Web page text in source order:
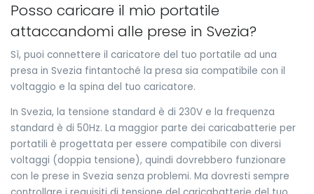
Posso caricare il mio portatile
attaccandomi alle prese in Svezia?
Sì, puoi connettere il caricatore del tuo portatile ad una
presa in Svezia fintantoché la presa sia compatibile con il
voltaggio e la spina del tuo caricatore.
In Svezia, la tensione standard è di 230V e la frequenza
standard è di 50Hz. La maggior parte dei caricabatterie per
portatili è progettata per essere compatibile con diversi
voltaggi (doppia tensione), quindi dovrebbero funzionare
con le prese in Svezia senza problemi. Ma dovresti sempre